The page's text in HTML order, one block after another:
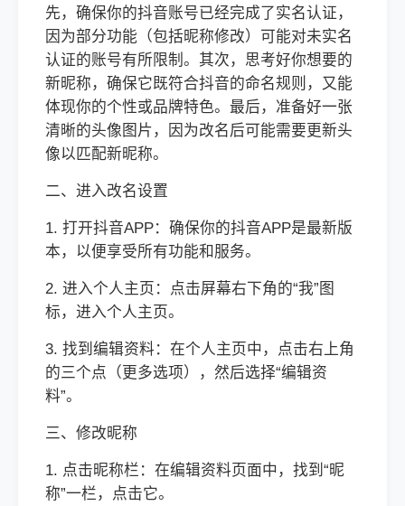
先，确保你的抖音账号已经完成了实名认证，
因为部分功能（包括昵称修改）可能对未实名
认证的账号有所限制。其次，思考好你想要的
新昵称，确保它既符合抖音的命名规则，又能
体现你的个性或品牌特色。最后，准备好一张
清晰的头像图片，因为改名后可能需要更新头
像以匹配新昵称。
二、进入改名设置
1. 打开抖音APP：确保你的抖音APP是最新版
本，以便享受所有功能和服务。
2. 进入个人主页：点击屏幕右下角的“我”图
标，进入个人主页。
3. 找到编辑资料：在个人主页中，点击右上角
的三个点（更多选项），然后选择“编辑资
料”。
三、修改昵称
1. 点击昵称栏：在编辑资料页面中，找到“昵
称”一栏，点击它。